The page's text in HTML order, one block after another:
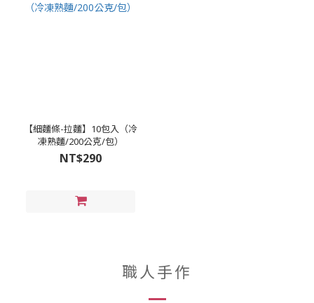
【細麵條-拉麵】10包入（冷
凍熟麵/200公克/包）
NT$290
職人手作